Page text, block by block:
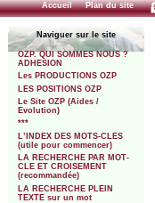
Accueil Plan du site
Naviguer sur le site
OZP. QUI SOMMES NOUS ?
ADHESION
Les PRODUCTIONS OZP
LES POSITIONS OZP
Le Site OZP (Aides /
Evolution)
***
L’INDEX DES MOTS-CLES
(utile pour commencer)
LA RECHERCHE PAR MOT-
CLE ET CROISEMENT
(recommandée)
LA RECHERCHE PLEIN
TEXTE sur un mot